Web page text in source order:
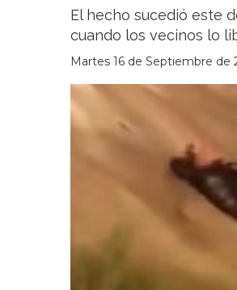
El hecho sucedió este
cuando los vecinos lo
Martes 16 de Septiembre de